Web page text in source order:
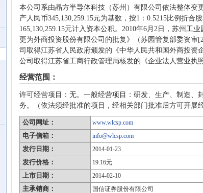
本公司系由晶方半导体科技（苏州）有限公司依法整体变
产人民币345,130,259.15元为基数，按1：0.5215比例折合
165,130,259.15元计入资本公积。2010年6月2日，苏州工
更为外商投资股份有限公司的批复》（苏园管复部委资审
司取得江苏省人民政府颁发的《中华人民共和国外商投资
公司取得江苏省工商行政管理局核发的《企业法人营业执
经营范围：
许可经营项目：无。一般经营项目：研发、生产、制造
务。（依法须经批准的项目，经相关部门批准后方可开展
公司网址： www.wlcsp.com
电子信箱： info@wlcsp.com
发行日期： 2014-01-23
发行价格： 19.16元
上市日期： 2014-02-10
主承销商： 国信证券股份有限公司